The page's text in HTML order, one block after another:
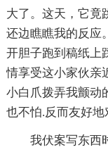
大了。这天，它竟
还边瞧瞧我的反应
开胆子跑到稿纸上
情享受这小家伙亲
小白爪拨弄我颤动
也不怕.反而友好地
我伏案写东西